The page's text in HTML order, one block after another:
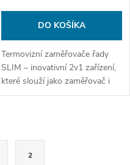
DO KOŠÍKA
Termovizní zaměřovače řady
SLIM – inovativní 2v1 zařízení,
které slouží jako zaměřovač i
monokulár s 3,5násobným
2